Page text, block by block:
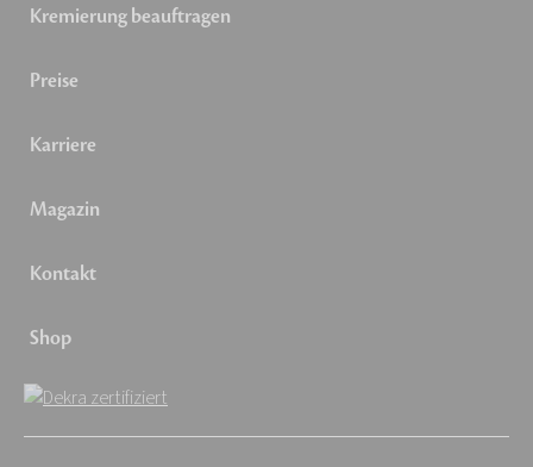
Kremierung beauftragen
Preise
Karriere
Magazin
Kontakt
Shop